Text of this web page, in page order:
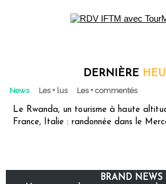
DERNIÈRE
News Les + lus Les + commentés
Le Rwanda, un tourisme à haute
France, Italie : randonnée dans le
BRAND NEWS